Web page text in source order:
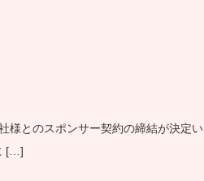
様とのスポンサー契約の締結が決定い
[…]